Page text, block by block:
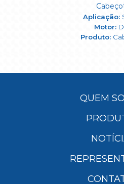
QUEM